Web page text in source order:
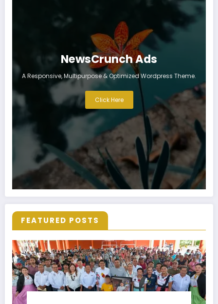
NewsCrunch Ads
A Responsive, Multipurpose & Optimized Wordpress Theme.
Click Here
FEATURED POSTS